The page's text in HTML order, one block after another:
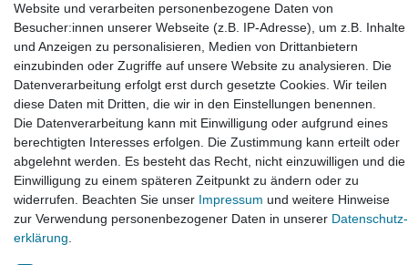
Hatte etwas bestellt was fehlerhaft versendet
wurde. Mein Anliegen habe ich mitgeteilt und sofort
Er...
Datum der Veröffentlichung: 17.07.2026
Datum der Kauferfahrung: 10.07.2026
Website und verarbeiten personenbezogene Daten von
Besucher:innen unserer Webseite (z.B. IP-Adresse), um z.B. Inhalte
und Anzeigen zu personalisieren, Medien von Drittanbietern
einzubinden oder Zugriffe auf unsere Website zu analysieren. Die
Datenverarbeitung erfolgt erst durch gesetzte Cookies. Wir teilen
diese Daten mit Dritten, die wir in den Einstellungen benennen.
Die Datenverarbeitung kann mit Einwilligung oder aufgrund eines
berechtigten Interesses erfolgen. Die Zustimmung kann erteilt oder
abgelehnt werden. Es besteht das Recht, nicht einzuwilligen und die
Einwilligung zu einem späteren Zeitpunkt zu ändern oder zu
widerrufen. Beachten Sie unser Impressum und weitere Hinweise
zur Verwendung personenbezogener Daten in unserer Daten­schutz­
erklärung